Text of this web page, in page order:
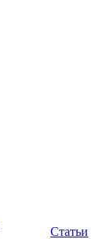
Статьи